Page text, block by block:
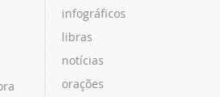
infográficos
libras
notícias
orações